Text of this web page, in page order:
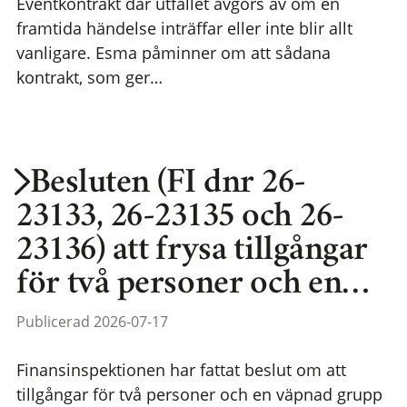
framtida händelse inträffar eller inte blir allt
vanligare. Esma påminner om att sådana
kontrakt, som ger…
Besluten (FI dnr 26-
23133, 26-23135 och 26-
23136) att frysa tillgångar
för två personer och en…
Publicerad 2026-07-17
Finansinspektionen har fattat beslut om att
tillgångar för två personer och en väpnad grupp